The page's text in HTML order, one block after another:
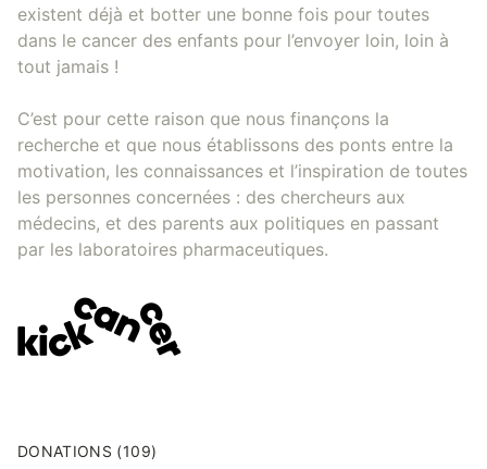
existent déjà et botter une bonne fois pour toutes
dans le cancer des enfants pour l’envoyer loin, loin à
tout jamais !
C’est pour cette raison que nous finançons la
recherche et que nous établissons des ponts entre la
motivation, les connaissances et l’inspiration de toutes
les personnes concernées : des chercheurs aux
médecins, et des parents aux politiques en passant
par les laboratoires pharmaceutiques.
DONATIONS (109)